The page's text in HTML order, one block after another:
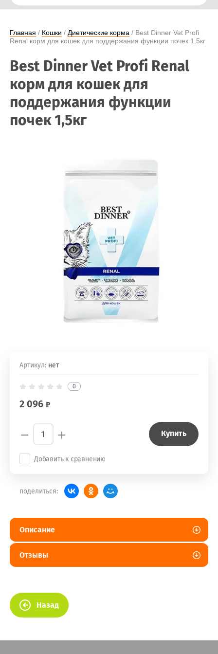
Главная / Кошки / Диетические корма / Best Dinner Vet Profi
Renal корм для кошек для поддержания функции почек 1,5кг
Best Dinner Vet Profi Renal
корм для кошек для
поддержания функции
почек 1,5кг
Артикул: нет
2 096
0
− + Купить
Добавить к сравнению
поделиться:
Описание
Отзывы
Назад